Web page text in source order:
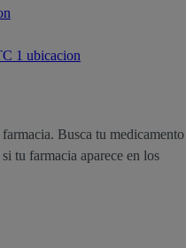
1 ubicacion
Busca tu medicamento
tu farmacia aparece en los